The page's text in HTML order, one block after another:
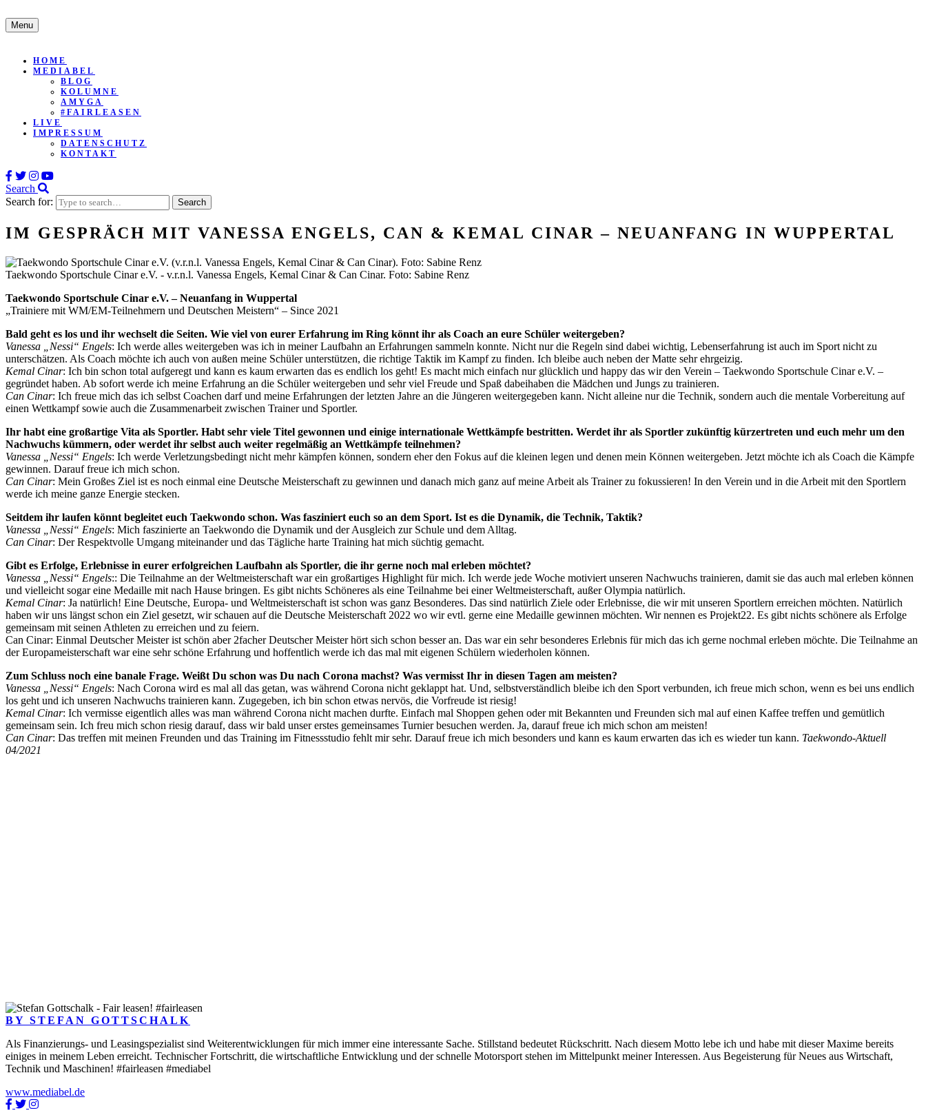
Menu
HOME
MEDIABEL
BLOG
KOLUMNE
AMYGA
#FAIRLEASEN
LIVE
IMPRESSUM
DATENSCHUTZ
KONTAKT
Search
Search for:
IM GESPRÄCH MIT VANESSA ENGELS, CAN & KEMAL CINAR – NEUANFANG IN WUPPERTAL
Taekwondo Sportschule Cinar e.V. - v.r.n.l. Vanessa Engels, Kemal Cinar & Can Cinar. Foto: Sabine Renz
Taekwondo Sportschule Cinar e.V. – Neuanfang in Wuppertal
„Trainiere mit WM/EM-Teilnehmern und Deutschen Meistern“ – Since 2021
Bald geht es los und ihr wechselt die Seiten. Wie viel von eurer Erfahrung im Ring könnt ihr als Coach an eure Schüler weitergeben?
Vanessa „Nessi“ Engels: Ich werde alles weitergeben was ich in meiner Laufbahn an Erfahrungen sammeln konnte. Nicht nur die Regeln sind dabei wichtig, Lebenserfahrung ist auch im Sport nicht zu
unterschätzen. Als Coach möchte ich auch von außen meine Schüler unterstützen, die richtige Taktik im Kampf zu finden. Ich bleibe auch neben der Matte sehr ehrgeizig.
Kemal Cinar: Ich bin schon total aufgeregt und kann es kaum erwarten das es endlich los geht! Es macht mich einfach nur glücklich und happy das wir den Verein – Taekwondo Sportschule Cinar e.V. –
gegründet haben. Ab sofort werde ich meine Erfahrung an die Schüler weitergeben und sehr viel Freude und Spaß dabeihaben die Mädchen und Jungs zu trainieren.
Can Cinar: Ich freue mich das ich selbst Coachen darf und meine Erfahrungen der letzten Jahre an die Jüngeren weitergegeben kann. Nicht alleine nur die Technik, sondern auch die mentale Vorbereitung auf
einen Wettkampf sowie auch die Zusammenarbeit zwischen Trainer und Sportler.
Ihr habt eine großartige Vita als Sportler. Habt sehr viele Titel gewonnen und einige internationale Wettkämpfe bestritten. Werdet ihr als Sportler zukünftig kürzertreten und euch mehr um den
Nachwuchs kümmern, oder werdet ihr selbst auch weiter regelmäßig an Wettkämpfe teilnehmen?
Vanessa „Nessi“ Engels: Ich werde Verletzungsbedingt nicht mehr kämpfen können, sondern eher den Fokus auf die kleinen legen und denen mein Können weitergeben. Jetzt möchte ich als Coach die Kämpfe
gewinnen. Darauf freue ich mich schon.
Can Cinar: Mein Großes Ziel ist es noch einmal eine Deutsche Meisterschaft zu gewinnen und danach mich ganz auf meine Arbeit als Trainer zu fokussieren! In den Verein und in die Arbeit mit den Sportlern
werde ich meine ganze Energie stecken.
Seitdem ihr laufen könnt begleitet euch Taekwondo schon. Was fasziniert euch so an dem Sport. Ist es die Dynamik, die Technik, Taktik?
Vanessa „Nessi“ Engels: Mich faszinierte an Taekwondo die Dynamik und der Ausgleich zur Schule und dem Alltag.
Can Cinar: Der Respektvolle Umgang miteinander und das Tägliche harte Training hat mich süchtig gemacht.
Gibt es Erfolge, Erlebnisse in eurer erfolgreichen Laufbahn als Sportler, die ihr gerne noch mal erleben möchtet?
Vanessa „Nessi“ Engels:: Die Teilnahme an der Weltmeisterschaft war ein großartiges Highlight für mich. Ich werde jede Woche motiviert unseren Nachwuchs trainieren, damit sie das auch mal erleben können
und vielleicht sogar eine Medaille mit nach Hause bringen. Es gibt nichts Schöneres als eine Teilnahme bei einer Weltmeisterschaft, außer Olympia natürlich.
Kemal Cinar: Ja natürlich! Eine Deutsche, Europa- und Weltmeisterschaft ist schon was ganz Besonderes. Das sind natürlich Ziele oder Erlebnisse, die wir mit unseren Sportlern erreichen möchten. Natürlich
haben wir uns längst schon ein Ziel gesetzt, wir schauen auf die Deutsche Meisterschaft 2022 wo wir evtl. gerne eine Medaille gewinnen möchten. Wir nennen es Projekt22. Es gibt nichts schönere als Erfolge
gemeinsam mit seinen Athleten zu erreichen und zu feiern.
Can Cinar: Einmal Deutscher Meister ist schön aber 2facher Deutscher Meister hört sich schon besser an. Das war ein sehr besonderes Erlebnis für mich das ich gerne nochmal erleben möchte. Die Teilnahme an
der Europameisterschaft war eine sehr schöne Erfahrung und hoffentlich werde ich das mal mit eigenen Schülern wiederholen können.
Zum Schluss noch eine banale Frage. Weißt Du schon was Du nach Corona machst? Was vermisst Ihr in diesen Tagen am meisten?
Vanessa „Nessi“ Engels: Nach Corona wird es mal all das getan, was während Corona nicht geklappt hat. Und, selbstverständlich bleibe ich den Sport verbunden, ich freue mich schon, wenn es bei uns endlich
los geht und ich unseren Nachwuchs trainieren kann. Zugegeben, ich bin schon etwas nervös, die Vorfreude ist riesig!
Kemal Cinar: Ich vermisse eigentlich alles was man während Corona nicht machen durfte. Einfach mal Shoppen gehen oder mit Bekannten und Freunden sich mal auf einen Kaffee treffen und gemütlich
gemeinsam sein. Ich freu mich schon riesig darauf, dass wir bald unser erstes gemeinsames Turnier besuchen werden. Ja, darauf freue ich mich schon am meisten!
Can Cinar: Das treffen mit meinen Freunden und das Training im Fitnessstudio fehlt mir sehr. Darauf freue ich mich besonders und kann es kaum erwarten das ich es wieder tun kann. Taekwondo-Aktuell
04/2021
BY STEFAN GOTTSCHALK
Als Finanzierungs- und Leasingspezialist sind Weiterentwicklungen für mich immer eine interessante Sache. Stillstand bedeutet Rückschritt. Nach diesem Motto lebe ich und habe mit dieser Maxime bereits
einiges in meinem Leben erreicht. Technischer Fortschritt, die wirtschaftliche Entwicklung und der schnelle Motorsport stehen im Mittelpunkt meiner Interessen. Aus Begeisterung für Neues aus Wirtschaft,
Technik und Maschinen! #fairleasen #mediabel
www.mediabel.de